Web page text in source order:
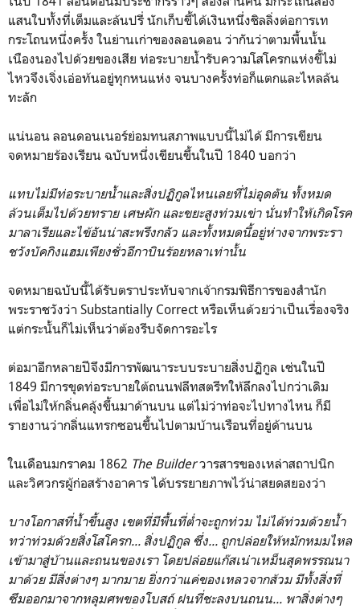
แสนใบทั้งที่เต็มและล้นปรี่ นักเก็บขี้ได้เงินหนึ่งชิลลิ่งต่อการเท
กระโถนหนึ่งครั้ง ในย่านเก่าของลอนดอน ว่ากันว่าตามพื้นนั้น
เนืองนองไปด้วยของเสีย ท่อระบายน้ำรับความโสโครกแห่งขี้ไม่
ไหวจึงเจิ่งเอ่อท้นอยู่ทุกหนแห่ง จนบางครั้งท่อก็แตกและไหลล้น
ทะลัก
แน่นอน ลอนดอนเนอร์ย่อมทนสภาพแบบนี้ไม่ได้ มีการเขียน
จดหมายร้องเรียน ฉบับหนึ่งเขียนขึ้นในปี 1840 บอกว่า
แทบไม่มีท่อระบายน้ำและสิ่งปฏิกูลไหนเลยที่ไม่อุดตัน ทั้งหมด
ล้วนเต็มไปด้วยทราย เศษผัก และขยะสูงท่วมเข่า นั่นทำให้เกิดโรค
มาลาเรียและไข้อันน่าสะพรึงกลัว และทั้งหมดนี้อยู่ห่างจากพระรา
ชวังบัคกิงแฮมเพียงชั่วอีกาบินร้อยหลาเท่านั้น
จดหมายฉบับนี้ได้รับตราประทับจากเจ้ากรมพิธีการของสำนัก
พระราชวังว่า Substantially Correct หรือเห็นด้วยว่าเป็นเรื่องจริง
แต่กระนั้นก็ไม่เห็นว่าต้องรีบจัดการอะไร
ต่อมาอีกหลายปีจึงมีการพัฒนาระบบระบายสิ่งปฏิกูล เช่นในปี
1849 มีการขุดท่อระบายใต้ถนนฟลีทสตรีทให้ลึกลงไปกว่าเดิม
เพื่อไม่ให้กลิ่นคลุ้งขึ้นมาด้านบน แต่ไม่ว่าท่อจะไปทางไหน ก็มี
รายงานว่ากลิ่นแทรกซอนขึ้นไปตามบ้านเรือนที่อยู่ด้านบน
ในเดือนมกราคม 1862 The Builderวารสารของเหล่าสถาปนิก
และวิศวกรผู้ก่อสร้างอาคาร ได้บรรยายภาพไว้น่าสยดสยองว่า
บางโอกาสที่น้ำขึ้นสูง เขตที่มีพื้นที่ต่ำจะถูกท่วม ไม่ได้ท่วมด้วยน้ำ
ทว่าท่วมด้วยสิ่งโสโครก... สิ่งปฏิกูล ซึ่ง... ถูกปล่อยให้หมักหมมไหล
เข้ามาสู่บ้านและถนนของเรา โดยปล่อยแก๊สเน่าเหม็นสุดพรรณนา
มาด้วย มีสิ่งต่างๆ มากมาย ยิ่งกว่าแค่ของเหลวจากส้วม มีทั้งสิ่งที่
ซึมออกมาจากหลุมศพของโบสถ์ ฝนที่ชะลงบนถนน... พาสิ่งต่างๆ